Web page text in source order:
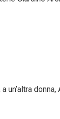
donna,